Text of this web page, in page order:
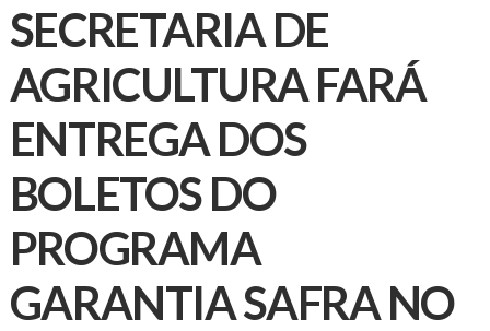
SECRETARIA DE
AGRICULTURA FARÁ
ENTREGA DOS
BOLETOS DO
PROGRAMA
GARANTIA SAFRA NO